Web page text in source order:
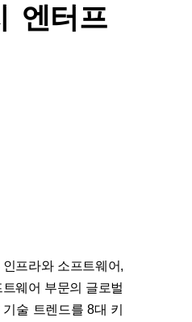
엔터프
프라와 소프트웨어,
웨어 부문의 글로벌
술 트렌드를 8대 키